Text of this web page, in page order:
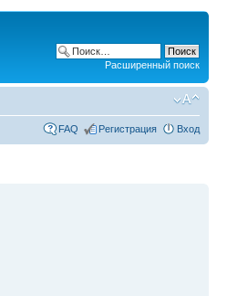
Расширенный поиск
FAQ Регистрация Вход